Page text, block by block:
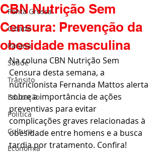
Ponta Grossa
Cidade
Paraná
Saúde
Trânsito
Educação
Política
Cultura
Economia
CBN Nutrição Sem
Censura: Prevenção da
obesidade masculina
Na coluna CBN Nutrição Sem
Censura desta semana, a
nutricionista Fernanda Mattos alerta
sobre a importância de ações
preventivas para evitar
complicações graves relacionadas à
obesidade entre homens e a busca
tardia por tratamento. Confira!